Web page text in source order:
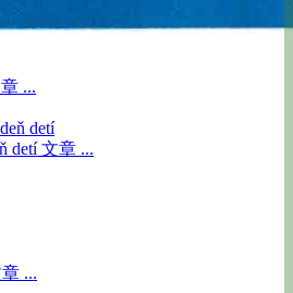
...
detí文章 ...
...